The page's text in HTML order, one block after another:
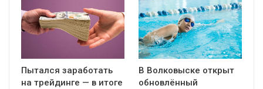
Пытался заработать
на трейдинге — в итоге
В Волковыске открыт
обновлённый